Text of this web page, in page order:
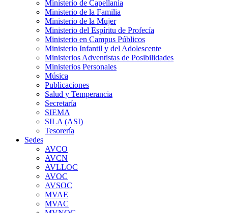
Ministerio de Capellanía
Ministerio de la Familia
Ministerio de la Mujer
Ministerio del Espíritu de Profecía
Ministerio en Campus Públicos
Ministerio Infantil y del Adolescente
Ministerios Adventistas de Posibilidades
Ministerios Personales
Música
Publicaciones
Salud y Temperancia
Secretaría
SIEMA
SILA (ASI)
Tesorería
Sedes
AVCO
AVCN
AVLLOC
AVOC
AVSOC
MVAE
MVAC